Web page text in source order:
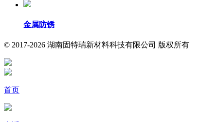
金属防锈
© 2017-2026 湖南固特瑞新材料科技有限公司 版权所有
首页